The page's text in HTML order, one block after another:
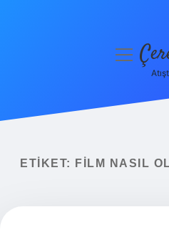
Yasal Uyarı
menüyü
ETIKET: FILM NASIL